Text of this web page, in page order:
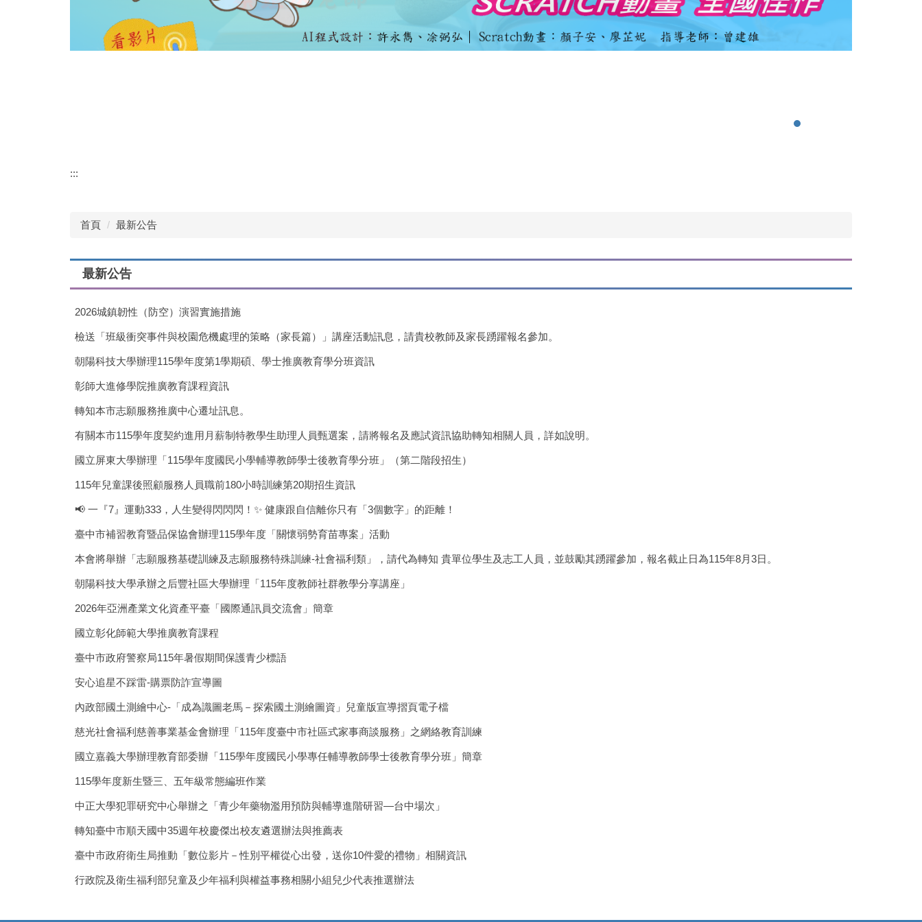
:::
首頁 最新公告
最新公告
2026城鎮韌性（防空）演習實施措施
檢送「班級衝突事件與校園危機處理的策略（家長篇）」講座活動訊息，請貴校教師及家長踴躍報名參加。
朝陽科技大學辦理115學年度第1學期碩、學士推廣教育學分班資訊
彰師大進修學院推廣教育課程資訊
轉知本市志願服務推廣中心遷址訊息。
有關本市115學年度契約進用月薪制特教學生助理人員甄選案，請將報名及應試資訊協助轉知相關人員，詳如說明。
國立屏東大學辦理「115學年度國民小學輔導教師學士後教育學分班」（第二階段招生）
115年兒童課後照顧服務人員職前180小時訓練第20期招生資訊
📢 一『7』運動333，人生變得閃閃閃！✨ 健康跟自信離你只有「3個數字」的距離！
臺中市補習教育暨品保協會辦理115學年度「關懷弱勢育苗專案」活動
本會將舉辦「志願服務基礎訓練及志願服務特殊訓練-社會福利類」，請代為轉知 貴單位學生及志工人員，並鼓勵其踴躍參加，報名截止日為115年8月3日。
朝陽科技大學承辦之后豐社區大學辦理「115年度教師社群教學分享講座」
2026年亞洲產業文化資產平臺「國際通訊員交流會」簡章
國立彰化師範大學推廣教育課程
臺中市政府警察局115年暑假期間保護青少標語
安心追星不踩雷-購票防詐宣導圖
內政部國土測繪中心-「成為識圖老馬－探索國土測繪圖資」兒童版宣導摺頁電子檔
慈光社會福利慈善事業基金會辦理「115年度臺中市社區式家事商談服務」之網絡教育訓練
國立嘉義大學辦理教育部委辦「115學年度國民小學專任輔導教師學士後教育學分班」簡章
115學年度新生暨三、五年級常態編班作業
中正大學犯罪研究中心舉辦之「青少年藥物濫用預防與輔導進階研習—台中場次」
轉知臺中市順天國中35週年校慶傑出校友遴選辦法與推薦表
臺中市政府衛生局推動「數位影片－性別平權從心出發，送你10件愛的禮物」相關資訊
行政院及衛生福利部兒童及少年福利與權益事務相關小組兒少代表推選辦法